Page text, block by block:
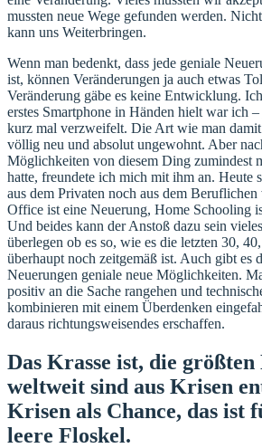
mussten neue Wege gefunden werden.
kann uns Weiterbringen.
Wenn man bedenkt, dass jede geniale
ist, können Veränderungen ja auch etwas
Veränderung gäbe es keine Entwicklung.
erstes Smartphone in Händen hielt war ich
kurz mal verzweifelt. Die Art wie man damit
völlig neu und absolut ungewohnt. Aber
Möglichkeiten von diesem Ding zumindest
hatte, freundete ich mich mit ihm an. Heute
aus dem Privaten noch aus dem
Office ist eine Neuerung, Home Schooling
Und beides kann der Anstoß dazu sein
überlegen ob es so, wie es die letzten 30,
überhaupt noch zeitgemäß ist. Auch gibt es
Neuerungen geniale neue Möglichkeiten.
positiv an die Sache rangehen und
kombinieren mit einem Überdenken
daraus richtungsweisendes erschaffen.
Das Krasse ist, die größten
weltweit sind aus Krisen
Krisen als Chance, das ist
leere Floskel.